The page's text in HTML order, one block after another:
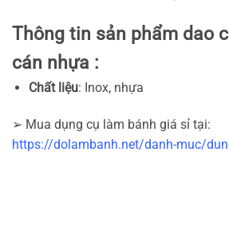
Thông tin sản phẩm dao
cán nhựa :
Chất liệu: Inox, nhựa
➢ Mua dụng cụ làm bánh giá sỉ tại:
https://dolambanh.net/danh-muc/